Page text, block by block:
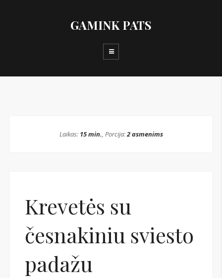
GAMINK PATS
Laikas: 15 min., Porcija:2 asmenims
Krevetės su
česnakiniu sviesto
padažu